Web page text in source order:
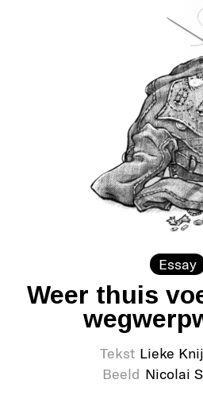
Essay
Weer thuis
Tekst Lieke
Beeld Nicolai